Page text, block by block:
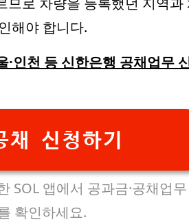
해야 합니다.
·인천 등 신한은행 공채업무
채 신청하기
SOL 앱에서 공과금·공채업
확인하세요.